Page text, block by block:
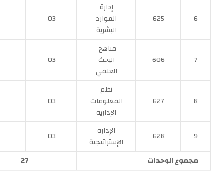
6
625
إدارة
الموارد
البشرية
03
7
606
مناهج
البحث
العلمي
03
8
627
نظم
المعلومات
الإدارية
03
9
628
الإدارة
الإستراتيجية
03
مجموع الوحدات
27